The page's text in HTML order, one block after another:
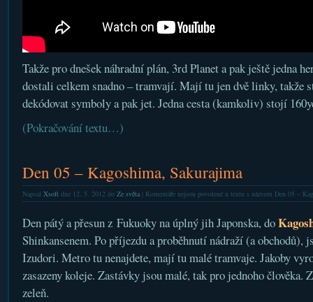
Takže pro dnešek náhradní plán, 3rd Planet a pak ještě jedna
dostali celkem snadno – tramvají. Mají tu jen dvě linky, takže
dekódovat symboly a pak jet. Jedna cesta (kamkoliv) stojí
(Pokračování textu…)
Den 05 – Kagoshima, Sakurajima
Napsal Xsoftdne 12. 5. 2012 do Ze světa| Komentáře nejsou povolenéu textu s názvem Den 05 –
Den pátý a přesun z Fukuoky na úplný jih Japonska, do
Shinkansenem. Po příjezdu a proběhnutí nádraží (a obchodů),
Izudori. Metro tu nenajdete, mají tu malé tramvaje. Jakoby
zasazeny koleje. Zastávky jsou malé, tak pro jednoho člověka.
zeleň.